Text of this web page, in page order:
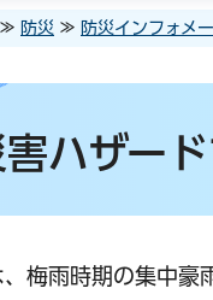
≫ 防災 ≫ 防災インフォメ
ハザー
梅雨時期の集中